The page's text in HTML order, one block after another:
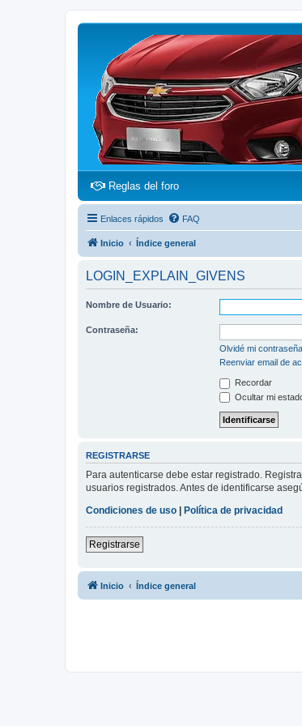
Reglas del foro(Opens a new tab)
Enlaces rápidos FAQ
Inicio Índice general
LOGIN_EXPLAIN_GIVENS
Nombre de Usuario:
Contraseña:
Olvidé mi contraseña
Reenviar email de
Recordar
Ocultar mi
REGISTRARSE
Para autenticarse debe estar registrado.
usuarios registrados. Antes de identificarse
Condiciones de uso | Política de privacidad
Registrarse
Inicio Índice general